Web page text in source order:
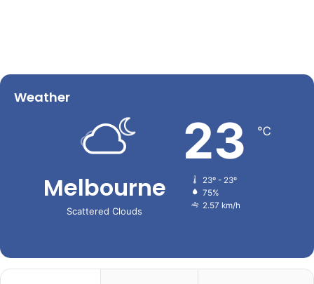
Weather
Melbourne
Scattered Clouds
23 ℃
23º - 23º
75%
2.57 km/h